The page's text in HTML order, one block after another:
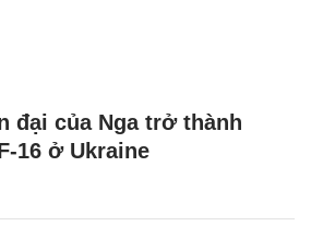
đại của Nga trở thành
16 ở Ukraine